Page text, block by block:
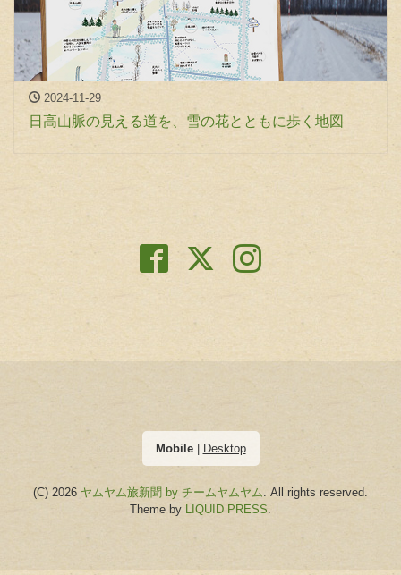
2024-11-29
日高山脈の見える道を、雪の花とともに歩く地図
Mobile| Desktop
(C) 2026 ヤムヤム旅新聞 by チームヤムヤム . All rights reserved.
Theme by LIQUID PRESS